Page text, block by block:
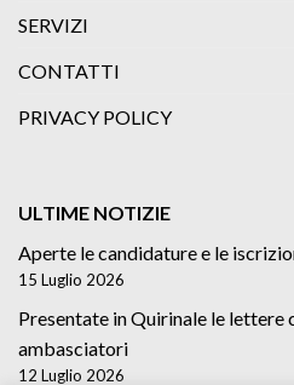
SERVIZI
CONTATTI
PRIVACY POLICY
ULTIME NOTIZIE
Aperte le candidature e le
15 Luglio 2026
Presentate in Quirinale le lettere
ambasciatori
12 Luglio 2026